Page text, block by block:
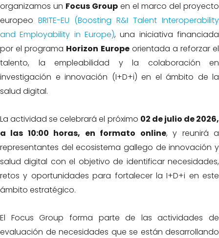
organizamos un Focus Group en el marco del proyecto
europeo BRITE-EU (Boosting R&I Talent Interoperability
and Employability in Europe), una iniciativa financiada
por el programa Horizon Europeorientada a reforzar el
talento, la empleabilidad y la colaboración en
investigación e innovación (I+D+i) en el ámbito de la
salud digital.
La actividad se celebrará el próximo 02 de julio de 2026,
a las 10:00 horas, en formato online, y reunirá a
representantes del ecosistema gallego de innovación y
salud digital con el objetivo de identificar necesidades,
retos y oportunidades para fortalecer la I+D+i en este
ámbito estratégico.
El Focus Group forma parte de las actividades de
evaluación de necesidades que se están desarrollando